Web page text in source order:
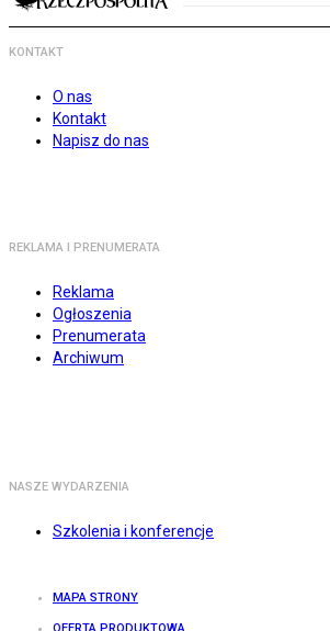
KONTAKT
O nas
Kontakt
Napisz do nas
REKLAMA I PRENUMERATA
Reklama
Ogłoszenia
Prenumerata
Archiwum
NASZE WYDARZENIA
Szkolenia i konferencje
MAPA STRONY